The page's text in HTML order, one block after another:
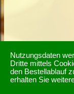
Nutzungsdaten
Dritte mittels
den Bestellablauf
erhalten Sie